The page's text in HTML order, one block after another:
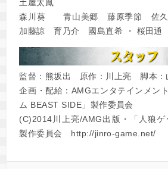
土屋太鳳
森川葵 青山美郷 藤原季節 佐
加藤諒 育乃介 國島直希 ・ 桜田通
監督：熊坂出 原作：川上亮 脚本：
企画・配給：AMGエンタテインメン
ム BEAST SIDE」製作委員会
(C)2014川上亮/AMG出版・「人狼ゲ
製作委員会 http://jinro-game.net/